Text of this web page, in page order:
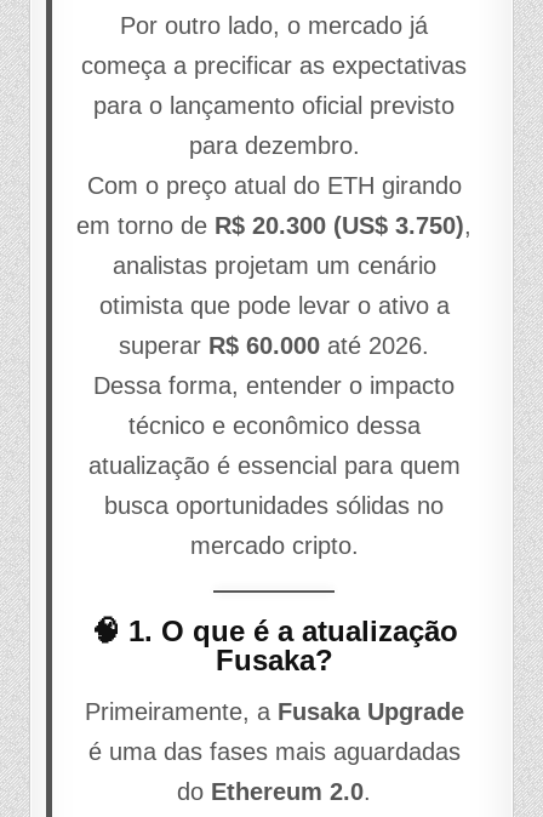
Por outro lado, o mercado já
começa a precificar as expectativas
para o lançamento oficial previsto
para dezembro.
Com o preço atual do ETH girando
em torno de R$ 20.300 (US$ 3.750),
analistas projetam um cenário
otimista que pode levar o ativo a
superar R$ 60.000 até 2026.
Dessa forma, entender o impacto
técnico e econômico dessa
atualização é essencial para quem
busca oportunidades sólidas no
mercado cripto.
🧠 1. O que é a atualização
Fusaka?
Primeiramente, a Fusaka Upgrade
é uma das fases mais aguardadas
do Ethereum 2.0.